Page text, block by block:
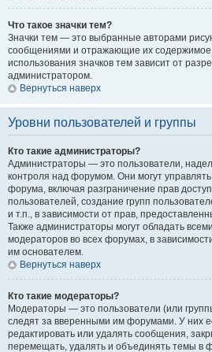
Что такое значки тем?
Значки тем — это выбранные авторами
сообщениями и отражающие их
использования значков тем зависит от
администратором.
Вернуться наверх
Уровни пользователей и группы
Кто такие администраторы?
Администраторы — это пользователи,
контроля над форумом. Они могут
форума, включая разграничение прав
пользователей, создание групп
и т.п., в зависимости от прав,
Также администраторы могут обладать
модераторов во всех форумах, в
им основателем.
Вернуться наверх
Кто такие модераторы?
Модераторы — это пользователи (или
следят за вверенными им форумами. У них
редактировать или удалять сообщения,
перемещать, удалять и объединять темы в